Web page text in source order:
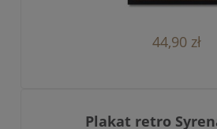
44,90 zł
Plakat retro